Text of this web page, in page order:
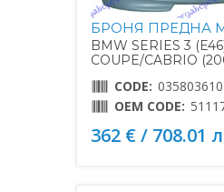
БРОНЯ ПРЕДНА
BMW SERIES 3
COUPE/CABRIO
CODE: 035803610
OEM CODE:
362 € / 708.01